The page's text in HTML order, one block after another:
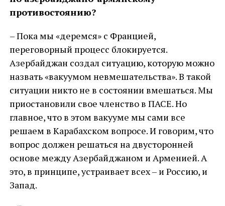
противостоянию?
– Пока мы «деремся» с Францией,
переговорный процесс блокируется.
Азербайджан создал ситуацию, которую можно
назвать «вакуумом невмешательства». В такой
ситуации никто не в состоянии вмешаться. Мы
приостановили свое членство в ПАСЕ. Но
главное, что в этом вакууме мы сами все
решаем в Карабахском вопросе. И говорим, что
вопрос должен решаться на двусторонней
основе между Азербайджаном и Арменией. А
это, в принципе, устраивает всех – и Россию, и
Запад.